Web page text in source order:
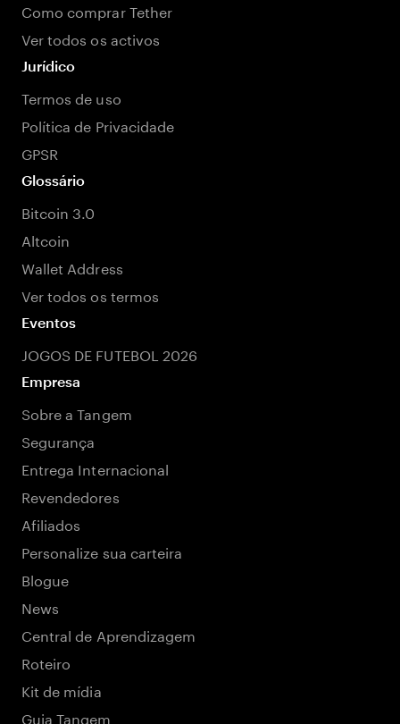
Como comprar Tether
Ver todos os activos
Jurídico
Termos de uso
Política de Privacidade
GPSR
Glossário
Bitcoin 3.0
Altcoin
Wallet Address
Ver todos os termos
Eventos
JOGOS DE FUTEBOL 2026
Empresa
Sobre a Tangem
Segurança
Entrega Internacional
Revendedores
Afiliados
Personalize sua carteira
Blogue
News
Central de Aprendizagem
Roteiro
Kit de mídia
Guia Tangem